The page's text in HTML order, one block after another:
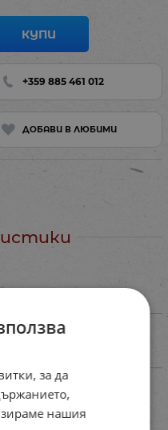
КУПИ
+359 885 461 012
ДОБАВИ В ЛЮБИМИ
за да
нашия